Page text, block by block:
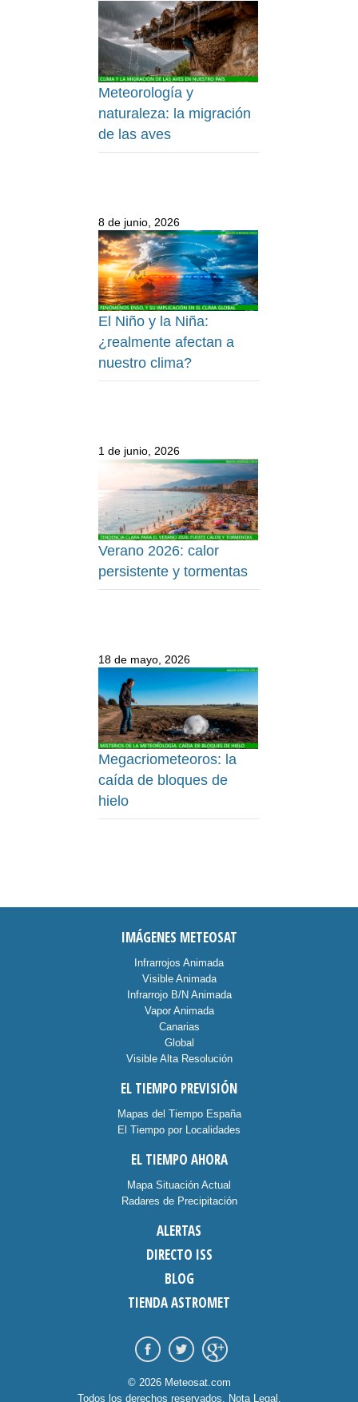
Meteorología y
naturaleza: la migración
de las aves
8 de junio, 2026
El Niño y la Niña:
¿realmente afectan a
nuestro clima?
1 de junio, 2026
Verano 2026: calor
persistente y tormentas
18 de mayo, 2026
Megacriometeoros: la
caída de bloques de
hielo
IMÁGENES METEOSAT
Infrarrojos Animada
Visible Animada
Infrarrojo B/N Animada
Vapor Animada
Canarias
Global
Visible Alta Resolución
EL TIEMPO PREVISIÓN
Mapas del Tiempo España
El Tiempo por Localidades
EL TIEMPO AHORA
Mapa Situación Actual
Radares de Precipitación
ALERTAS
DIRECTO ISS
BLOG
TIENDA ASTROMET
© 2026 Meteosat.com
Todos los derechos reservados. Nota Legal .